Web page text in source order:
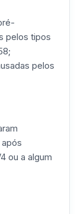
pelos tipos
pelos
ou a algum